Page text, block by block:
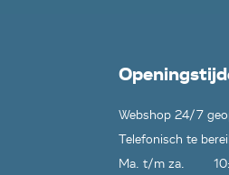
Webshop 24/7
Telefonisch te
Ma. t/m za.